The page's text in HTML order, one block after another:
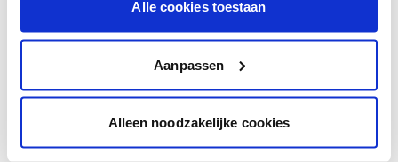
Alle cookies toestaan
Aanpassen
Alleen noodzakelijke cookies
Bekijk je kleur in de winkel
kleurenselectie.
Bekijk er de bijhorende tinten om je kleur
te verfijnen.